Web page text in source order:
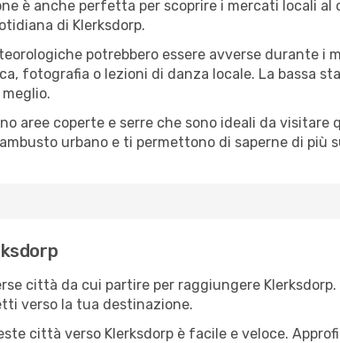
è anche perfetta per scoprire i mercati locali
di Klerksdorp.
potrebbero essere avverse durante i
fotografia o lezioni di danza locale. La bassa
aree coperte e serre che sono ideali da
urbano e ti permettono di saperne di più
città da cui partire per raggiungere
verso la tua destinazione.
città verso Klerksdorp è facile e veloce.